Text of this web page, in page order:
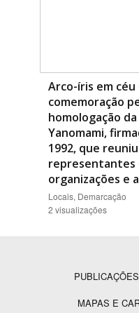
Arco-íris em
comemoração
homologação
Yanomami,
1992, que
representantes
organizações e
Locais, Demarcação
2 visualizações
RodapéMAPAS E